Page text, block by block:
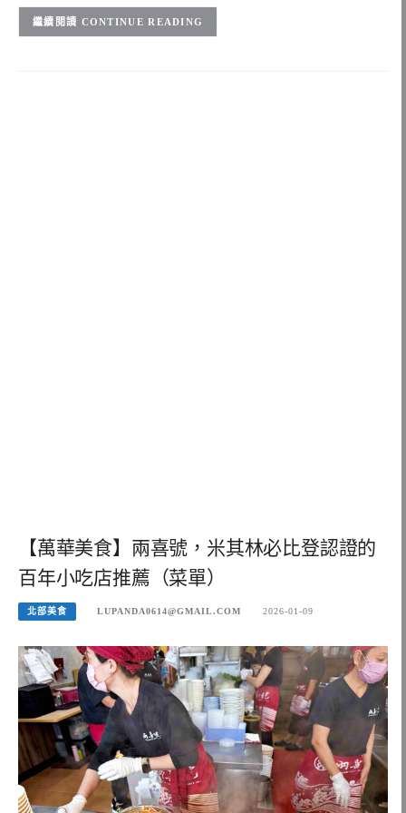
CONTINUE READING
【萬華美食】兩喜號，米其林必比登認證的
百年小吃店推薦（菜單）
北部美食 LUPANDA0614@GMAIL.COM 2026-01-09